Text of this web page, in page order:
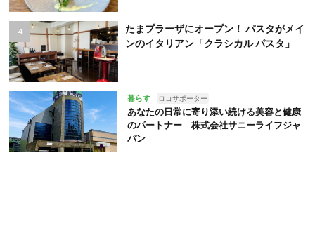
たまプラーザにオープン！ パスタがメイ
ンのイタリアン「クラシカル パスタ」
暮らす ロコサポーター
あなたの日常に寄り添い続ける美容と健康
のパートナー 株式会社サニーライフジャ
パン